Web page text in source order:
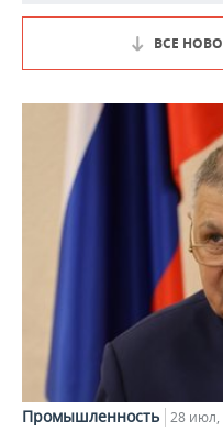
ВСЕ
Промышленность 28 июл,